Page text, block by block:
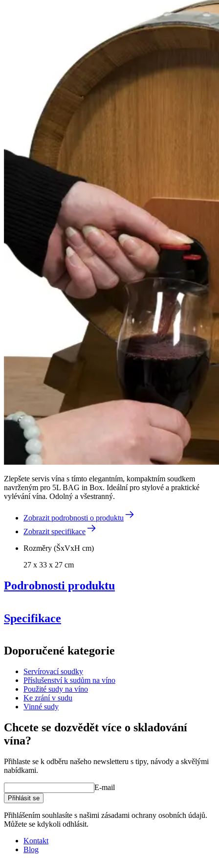
Zlepšete servis vína s tímto elegantním, kompaktním soudkem
navrženým pro 5L BAG in Box. Ideální pro stylové a praktické
vylévání vína. Odolný a všestranný.
Zobrazit podrobnosti o produktu
Zobrazit specifikace
Rozměry (ŠxVxH cm)
27 x 33 x 27 cm
Podrobnosti produktu
Specifikace
Číslo produktuFB5
Rozměry (ŠxVxH cm)
Hmotnost (kg)6
Výška (cm)33
Šířka (cm)27
wine barrels
Doporučené kategorie
Servírovací soudky
Příslušenství k sudům na víno
Použité sudy na víno
Ke zrání v sudu
Vinné sudy
Chcete se dozvědět více o skladování
vína?
Přihlaste se k odběru našeho newsletteru s tipy, návody a skvělými
nabídkami.
E-mail
Přihlásit se
Přihlášením souhlasíte s našimi zásadami ochrany osobních údajů.
Můžete se kdykoli odhlásit.
Kontakt
Blog